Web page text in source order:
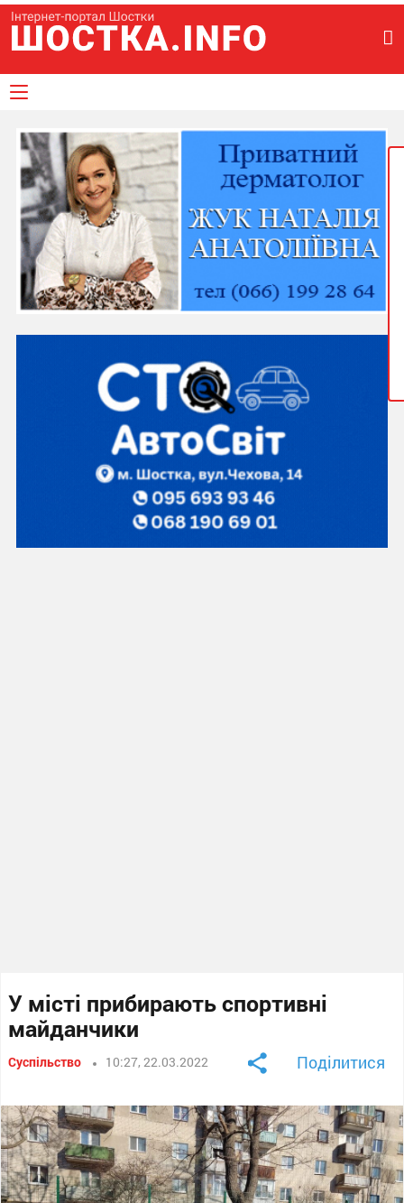
У місті прибирають спортивні
майданчики
Суспільство 10:27, 22.03.2022 Поділитися